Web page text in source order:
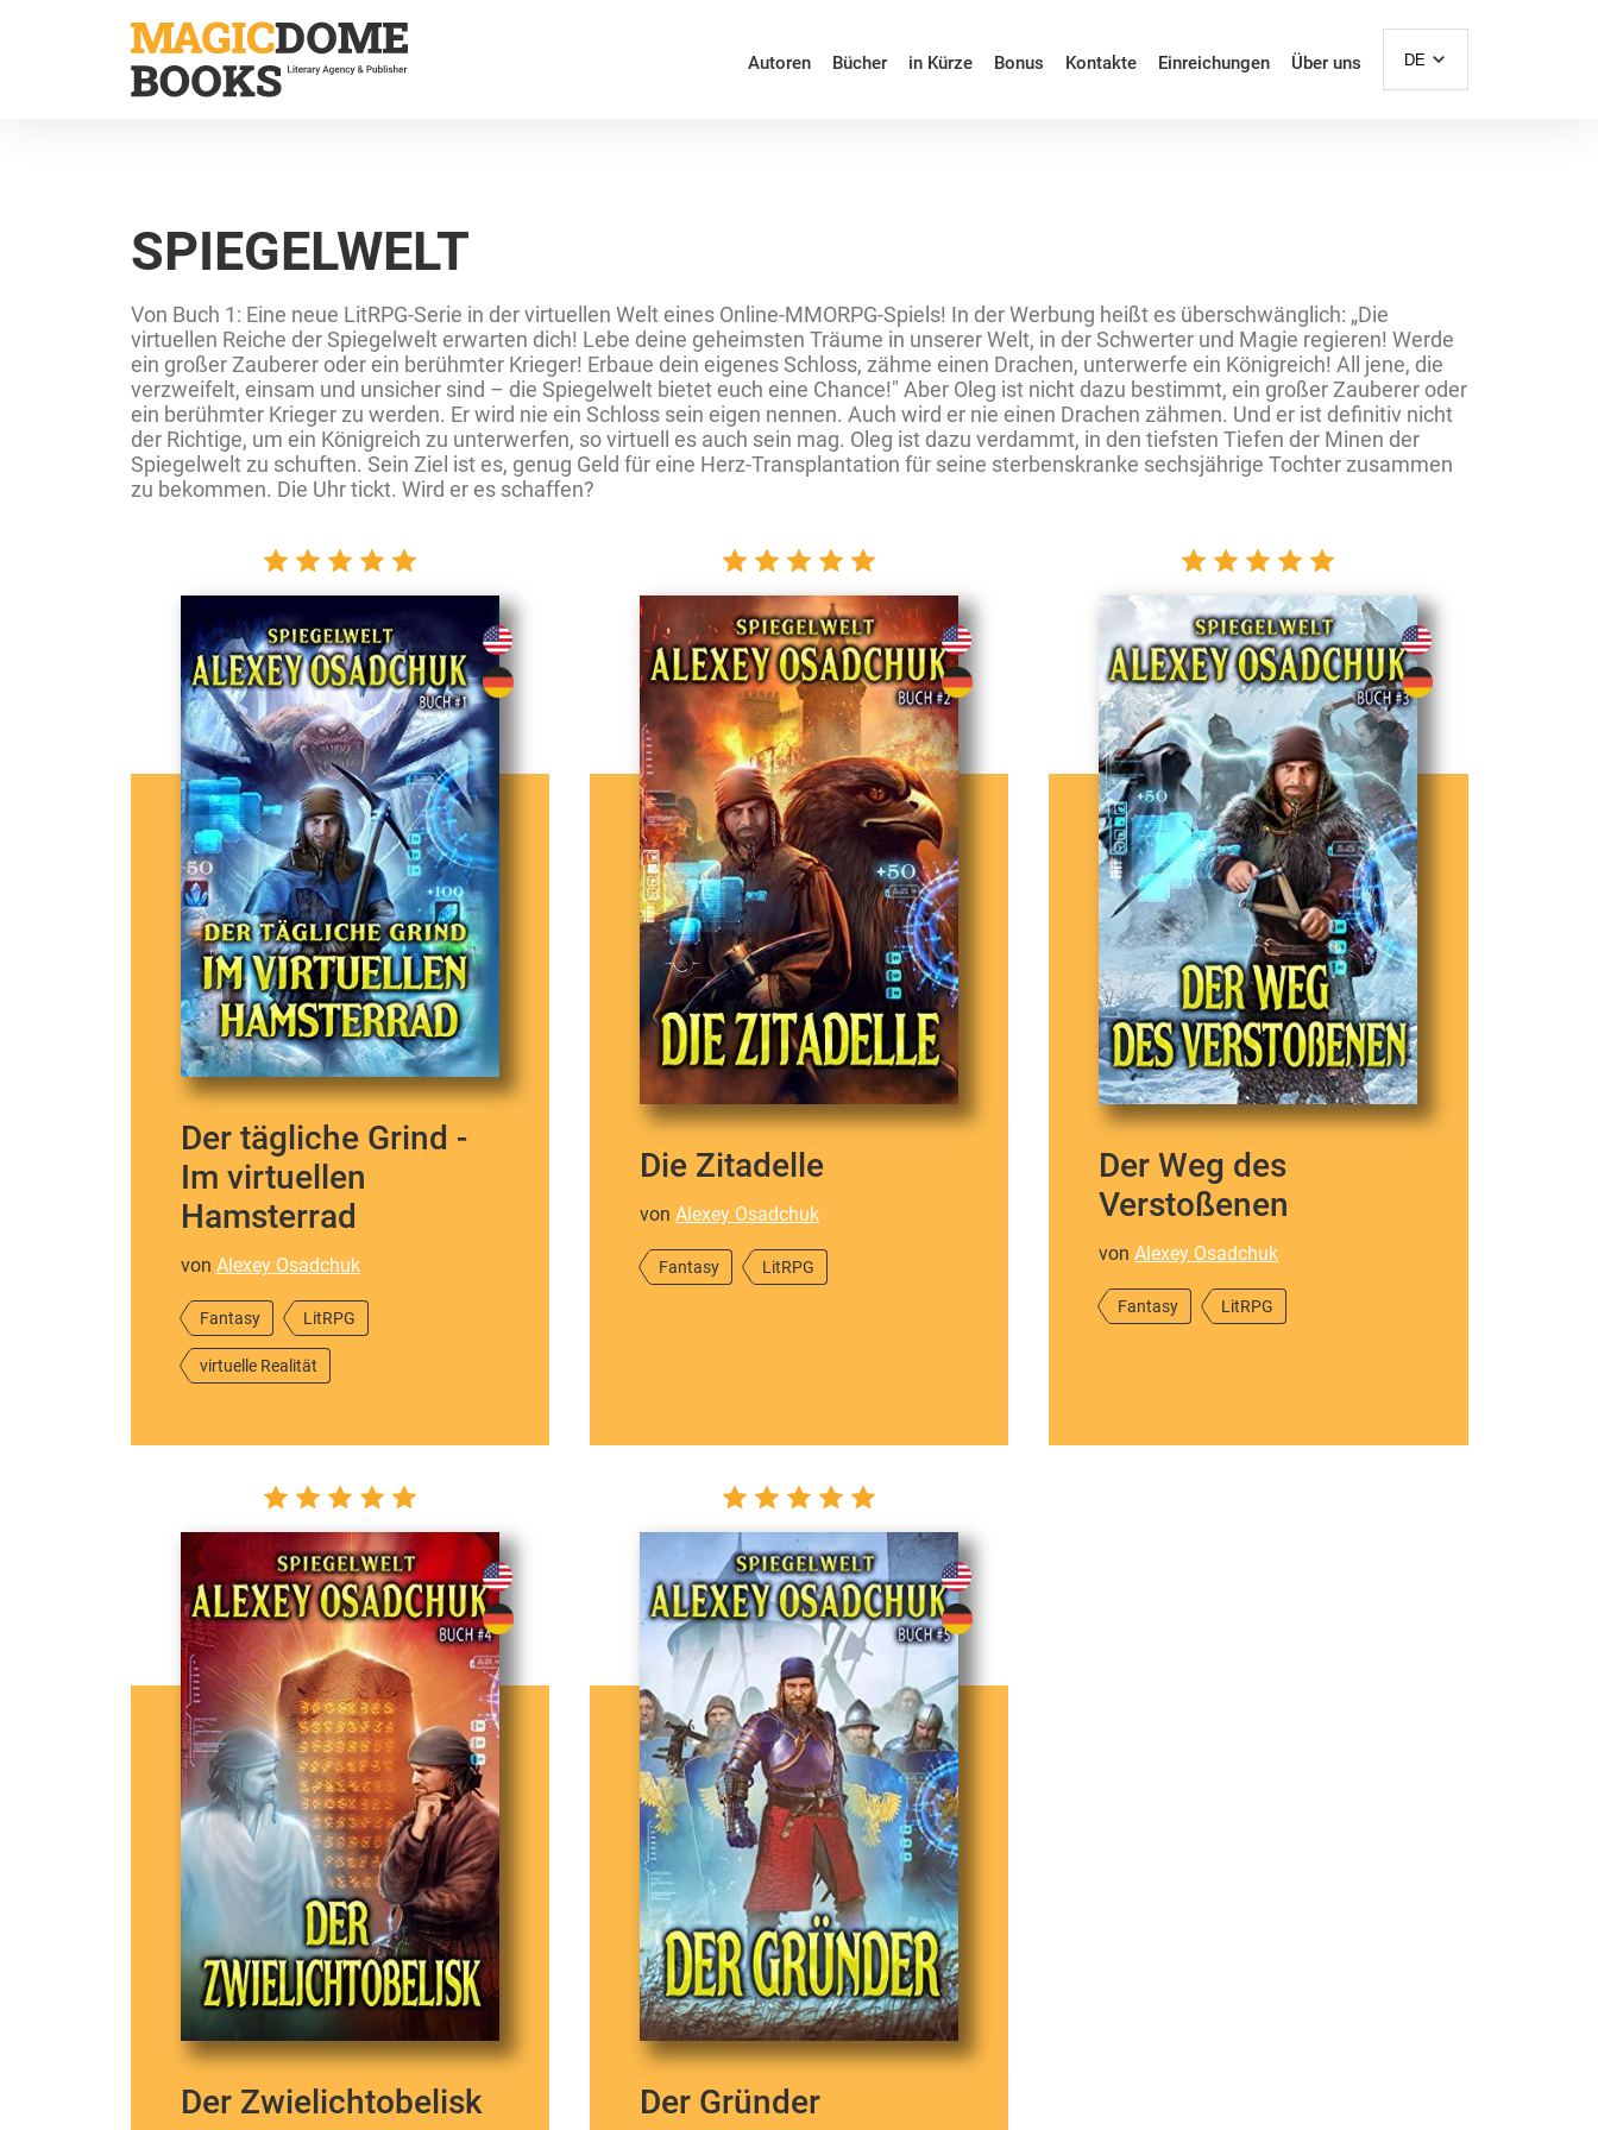
Autoren Bücher in Kürze Bonus Kontakte Einreichungen Über uns DE
SPIEGELWELT
Von Buch 1: Eine neue LitRPG-Serie in der virtuellen Welt eines Online-MMORPG-Spiels! In der Werbung heißt es überschwänglich: „Die
virtuellen Reiche der Spiegelwelt erwarten dich! Lebe deine geheimsten Träume in unserer Welt, in der Schwerter und Magie regieren! Werde
ein großer Zauberer oder ein berühmter Krieger! Erbaue dein eigenes Schloss, zähme einen Drachen, unterwerfe ein Königreich! All jene, die
verzweifelt, einsam und unsicher sind – die Spiegelwelt bietet euch eine Chance!" Aber Oleg ist nicht dazu bestimmt, ein großer Zauberer oder
ein berühmter Krieger zu werden. Er wird nie ein Schloss sein eigen nennen. Auch wird er nie einen Drachen zähmen. Und er ist definitiv nicht
der Richtige, um ein Königreich zu unterwerfen, so virtuell es auch sein mag. Oleg ist dazu verdammt, in den tiefsten Tiefen der Minen der
Spiegelwelt zu schuften. Sein Ziel ist es, genug Geld für eine Herz-Transplantation für seine sterbenskranke sechsjährige Tochter zusammen
zu bekommen. Die Uhr tickt. Wird er es schaffen?
Der tägliche Grind -
Im virtuellen
Hamsterrad
von Alexey Osadchuk
Fantasy LitRPG
virtuelle Realität
Die Zitadelle
von Alexey Osadchuk
Fantasy LitRPG
Der Weg des
Verstoßenen
von Alexey Osadchuk
Fantasy LitRPG
Der Zwielichtobelisk Der Gründer